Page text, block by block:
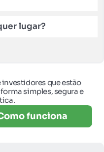
lugar?
que estão
simples, segura e
funciona